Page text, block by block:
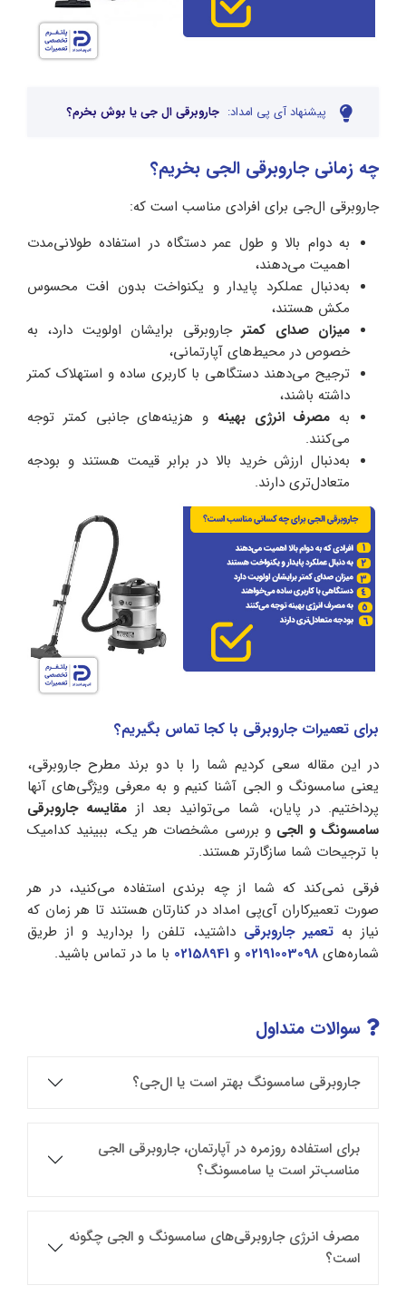
پیشنهاد آی پی امداد: جاروبرقی ال جی یا بوش بخرم؟
چه زمانی جاروبرقی الجی بخریم؟
جاروبرقی ال‌جی برای افرادی مناسب است که:
به دوام بالا و طول عمر دستگاه در استفاده طولانی‌مدت
اهمیت می‌دهند،
به‌دنبال عملکرد پایدار و یکنواخت بدون افت محسوس
مکش هستند،
میزان صدای کمتر جاروبرقی برایشان اولویت دارد، به
خصوص در محیط‌های آپارتمانی،
ترجیح می‌دهند دستگاهی با کاربری ساده و استهلاک کمتر
داشته باشند،
به مصرف انرژی بهینه و هزینه‌های جانبی کمتر توجه
می‌کنند.
به‌دنبال ارزش خرید بالا در برابر قیمت هستند و بودجه
متعادل‌تری دارند.
برای تعمیرات جاروبرقی با کجا تماس بگیریم؟
در این مقاله سعی کردیم شما را با دو برند مطرح جاروبرقی،
یعنی سامسونگ و الجی آشنا کنیم و به معرفی ویژگی‌های آنها
پرداختیم. در پایان، شما می‌توانید بعد از مقایسه جاروبرقی
سامسونگ و الجی و بررسی مشخصات هر یک، ببینید کدامیک
با ترجیحات شما سازگارتر هستند.
فرقی نمی‌کند که شما از چه برندی استفاده می‌کنید، در هر
صورت تعمیرکاران آی‌پی امداد در کنارتان هستند تا هر زمان که
نیاز بهتعمیر جاروبرقی داشتید، تلفن را بردارید و از طریق
شماره‌های 02191003098 و 02158941 با ما در تماس باشید.
سوالات متداول
جاروبرقی سامسونگ بهتر است یا ال‌جی؟
برای استفاده روزمره در آپارتمان، جاروبرقی الجی
مناسب‌تر است یا سامسونگ؟
مصرف انرژی جاروبرقی‌های سامسونگ و الجی چگونه
است؟